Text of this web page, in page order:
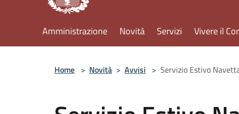
Amministrazione Novità Servizi Vivere il
Home > Novità > Avvisi > Servizio Estivo